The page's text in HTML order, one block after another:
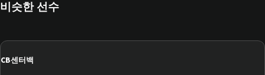
비슷한 선수
CB센터백